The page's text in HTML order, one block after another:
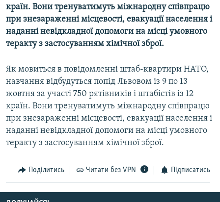
ФОТО
СПЕЦПРОЄКТИ
ПОДКАСТИ
КРИМ РЕАЛІЇ
РУС
УКР
КТАТ
ДОЛУЧАЙСЯ!
країн. Вони тренуватимуть міжнародну співпрацю
при знезараженні місцевості, евакуації населення і
наданні невідкладної допомоги на місці умовного
теракту з застосуванням хімічної зброї.
Як мовиться в повідомленні штаб-квартири НАТО,
навчання відбудуться попід Львовом із 9 по 13
жовтня за участі 750 рятівників і штабістів із 12
країн. Вони тренуватимуть міжнародну співпрацю
при знезараженні місцевості, евакуації населення і
наданні невідкладної допомоги на місці умовного
теракту з застосуванням хімічної зброї.
Поділитись Читати без VPN Підписатись